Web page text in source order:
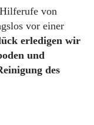
von
vor einer
erledigen wir
und
des